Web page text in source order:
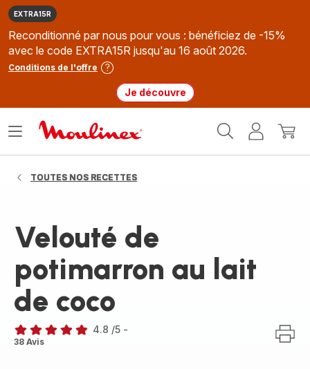
EXTRA15R
Reconditionné par nous pour vous : bénéficiez de -15%
avec le code EXTRA15R jusqu'au 16 août 2026.
Conditions de l'offre
Je découvre
MonMon
Ouvrir
TOUTES NOS RECETTES
Velouté de
potimarron au lait
de coco
ratings.4.8
4.8 /5 -
38 Avis